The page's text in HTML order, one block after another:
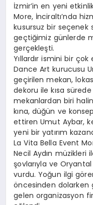
İzmir’in en yeni
More, İnciraltı’nda
kusursuz bir seçenek
geçtiğimiz günlerde
gerçekleşti.
Yıllardır ismini bir
Dance Art kurucusu
geçirilen mekan,
dekoru ile kısa
mekanlardan biri
kına, düğün ve
ettiren Umut Aybar,
yeni bir yatırım
La Vita Bella Event
Necil Aydın müzikleri
şovlarıyla ve
vurdu. Yoğun ilgi
öncesinden dolarken
gelen organizasyon